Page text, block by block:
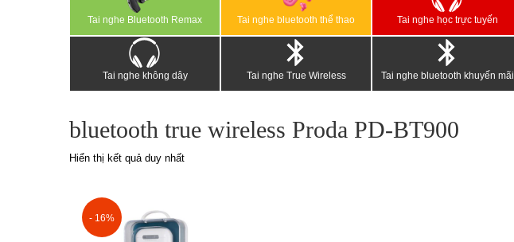
Tai nghe Bluetooth Remax Tai nghe bluetooth thể thao Tai nghe học trực tuyến
Tai nghe không dây Tai nghe True Wireless Tai nghe bluetooth khuyến mãi
bluetooth true wireless Proda PD-BT900
Hiển thị kết quả duy nhất
- 16%